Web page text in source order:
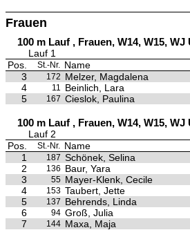
Frauen
100 m Lauf , Frauen, W14, W15,
Lauf 1
Pos.
St.-Nr. Name
3
172 Melzer, Magdalena
4
11 Beinlich, Lara
5
167 Cieslok, Paulina
100 m Lauf , Frauen, W14, W15,
Lauf 2
Pos.
St.-Nr. Name
1
187 Schönek, Selina
2
136 Baur, Yara
3
55 Mayer-Klenk, Cecile
4
153 Taubert, Jette
5
137 Behrends, Linda
6
94 Groß, Julia
7
144 Maxa, Maja